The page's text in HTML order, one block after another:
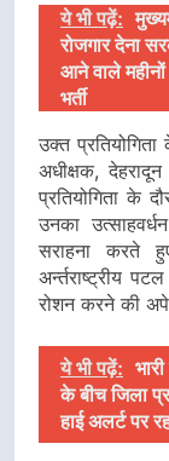
ये भी पढ़ें:
रोजगार देना
आने वाले महीनों
भर्ती
उक्त
अधीक्षक, देहरादून
प्रतियोगिता के
उनका
सराहना करते
अर्न्तराष्ट्रीय
रोशन करने की
ये भी पढ़ें:
के बीच जिला
हाई अलर्ट पर